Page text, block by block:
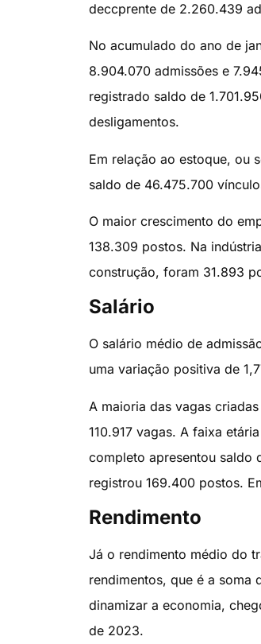
deccprente de 2.260.439
No acumulado do ano de
8.904.070 admissões e
registrado saldo de
desligamentos.
Em relação ao estoque, ou
saldo de 46.475.700
O maior crescimento do
138.309 postos. Na
construção, foram 31.893
Salário
O salário médio de
uma variação positiva de
A maioria das vagas
110.917 vagas. A faixa
completo apresentou saldo
registrou 169.400 postos.
Rendimento
Já o rendimento médio do
rendimentos, que é a soma
dinamizar a economia,
de 2023.